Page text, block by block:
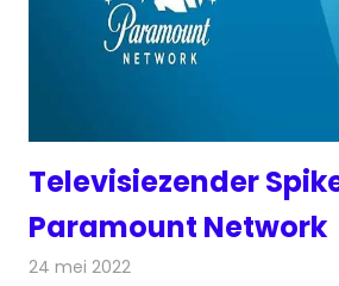
Televisiezender
Paramount Network
24 mei 2022